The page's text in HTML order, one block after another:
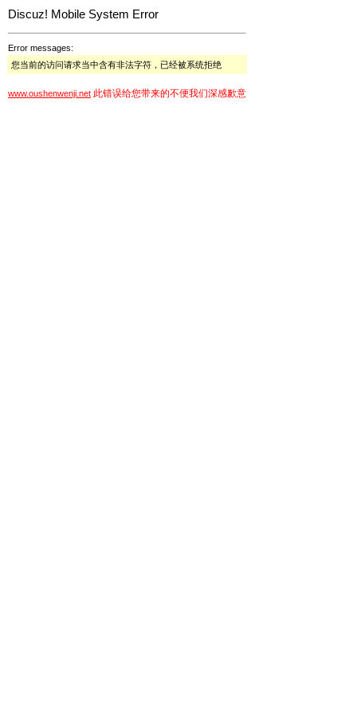
Discuz! Mobile System Error
Error messages:
您当前的访问请求当中含有非法字符，已经被系统拒绝
www.oushenwenji.net 此错误给您带来的不便我们深感歉意